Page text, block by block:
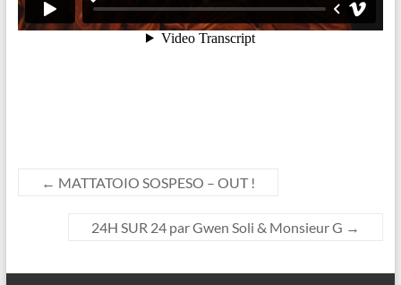
← MATTATOIO SOSPESO – OUT !
24H SUR 24 par Gwen Soli & Monsieur G →